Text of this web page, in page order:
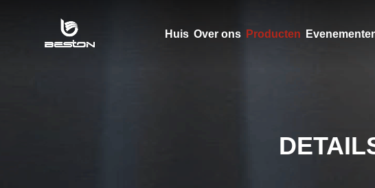
Huis Over ons Producten